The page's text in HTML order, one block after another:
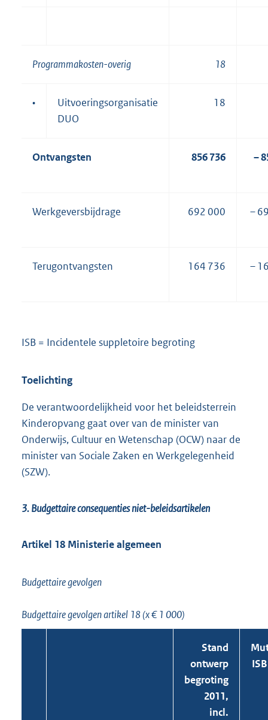
Programmakosten-overig 18
•
Uitvoeringsorganisatie
DUO
18
Ontvangsten 856 736 –
Werkgeversbijdrage 692 000 –
Terugontvangsten 164 736 –
ISB = Incidentele suppletoire begroting
Toelichting
De verantwoordelijkheid voor het beleidsterrein
Kinderopvang gaat over van de minister van
Onderwijs, Cultuur en Wetenschap (OCW) naar de
minister van Sociale Zaken en Werkgelegenheid
(SZW).
3. Budgettaire consequenties niet-beleidsartikelen
Artikel 18 Ministerie algemeen
Budgettaire gevolgen
Budgettaire gevolgen artikel 18 (x € 1 000)
Stand
ontwerp
begroting
2011,
incl.